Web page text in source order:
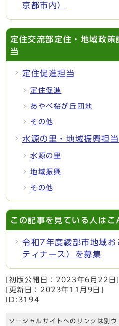
京都市内）
定住交流部定住・地域政策
当
定住促進担当
定住促進
あやべ桜が丘団地
その他
水源の里・地域振興担当
水源の里
地域振興
その他
この記事を見ている人はこ
令和7年度綾部市地域お
ティナース）を募集
[初版公開日： 2023年6月22日
[更新日： 2023年11月9日
ID:3194
ソーシャルサイトへのリンクは別ウ